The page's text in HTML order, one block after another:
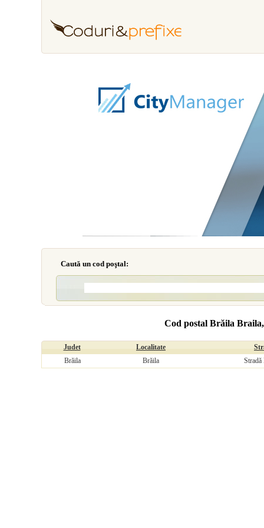
Caută un cod poştal:
Cod postal Brăila
Judet Localitate
Brăila
Brăila Stradă